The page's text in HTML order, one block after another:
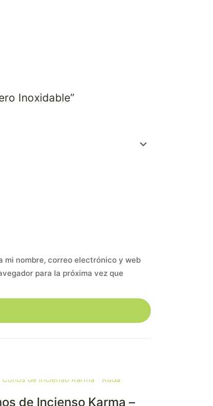
Inoxidable”
mi nombre, correo electrónico y web
para la próxima vez que
de Incienso Karma –